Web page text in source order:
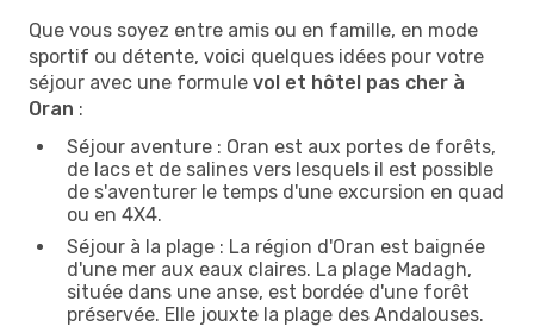
Que vous soyez entre amis ou en famille, en mode
sportif ou détente, voici quelques idées pour votre
séjour avec une formule vol et hôtel pas cher à
Oran :
Séjour aventure : Oran est aux portes de forêts,
de lacs et de salines vers lesquels il est possible
de s'aventurer le temps d'une excursion en quad
ou en 4X4.
Séjour à la plage : La région d'Oran est baignée
d'une mer aux eaux claires. La plage Madagh,
située dans une anse, est bordée d'une forêt
préservée. Elle jouxte la plage des Andalouses.